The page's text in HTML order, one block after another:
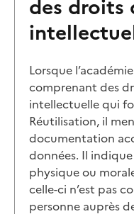
Lorsque
comprenant des
intellectuelle qui
Réutilisation, il
documentation
données. Il
physique ou
celle-ci n’est pas
personne auprès